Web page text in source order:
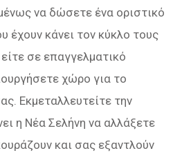
να δώσετε ένα οριστικό
έχουν κάνει τον κύκλο τους
σε επαγγελματικό
χώρο για το
Εκμεταλλευτείτε την
η Νέα Σελήνη να αλλάξετε
και σας εξαντλούν